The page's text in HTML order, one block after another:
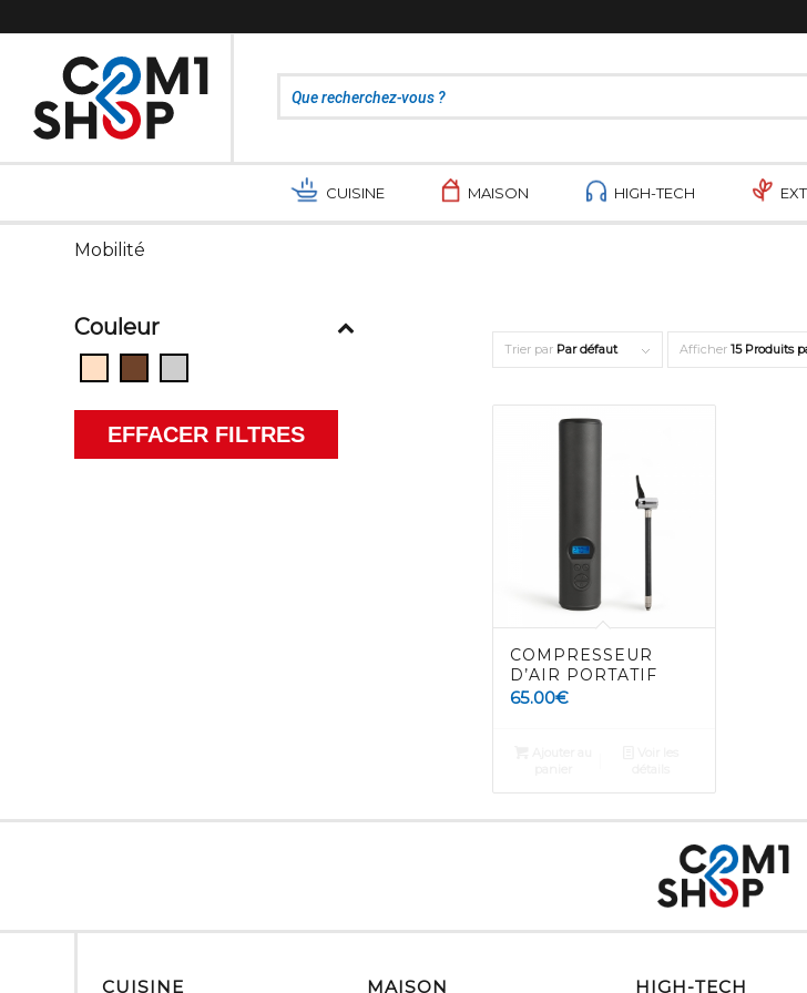
CUISINE MAISON HIGH-TECH
Mobilité
Trier par Par défaut Afficher 15 Produits
COMPRESSEUR
D’AIR PORTATIF
65.00€
Couleur
EFFACER FILTRES
CUISINE MAISON HIGH-TECH